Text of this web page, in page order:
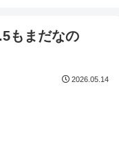
もまだなの
2026.05.14